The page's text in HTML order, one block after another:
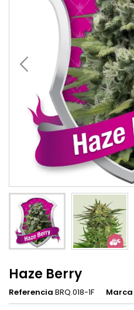
Haze Berry
Referencia BRQ.018-1F Marca